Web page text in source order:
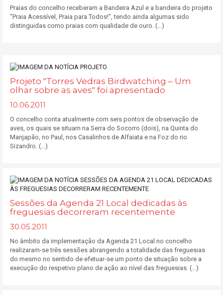
Praias do concelho receberam a Bandeira Azul e a bandeira do projeto
"Praia Acessível, Praia para Todos!", tendo ainda algumas sido
distinguidas como praias com qualidade de ouro. (...)
Projeto "Torres Vedras Birdwatching – Um
olhar sobre as aves" foi apresentado
10.06.2011
O concelho conta atualmente com seis pontos de observação de
aves, os quais se situam na Serra do Socorro (dois), na Quinta do
Manjapão, no Paul, nos Casalinhos de Alfaiata e na Foz do rio
Sizandro. (...)
Sessões da Agenda 21 Local dedicadas às
freguesias decorreram recentemente
30.05.2011
No âmbito da implementação da Agenda 21 Local no concelho
realizaram-se três sessões abrangendo a totalidade das freguesias
do mesmo no sentido de efetuar-se um ponto de situação sobre a
execução do respetivo plano de ação ao nível das freguesias. (...)